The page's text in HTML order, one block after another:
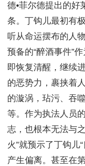
德•菲尔德提出的好
条。丁钩儿最初有
听从命运摆布的人
预备的“醉酒事件”
即恢复清醒，继续
的恶势力，裹挟着
的漩涡，玷污、吞
等。作为执法人员
志，也根本无法与
火”就预示了丁钩儿
产生偏离。甚至在